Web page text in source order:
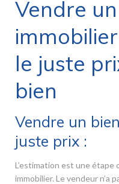
Vendre
le juste
bien
Vendre un
juste prix :
L’estimation est une étape
immobilier. Le vendeur n’a